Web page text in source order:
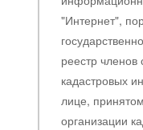
"Интернет",
реестр
кадастровых
лице,
организации